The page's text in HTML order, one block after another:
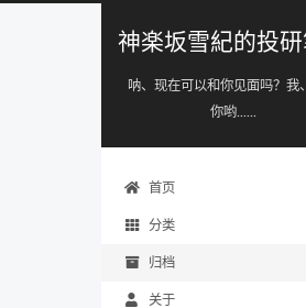
神楽坂雪紀的投
呐、现在可以和你见面吗？我
你哟......
首页
分类
归档
关于